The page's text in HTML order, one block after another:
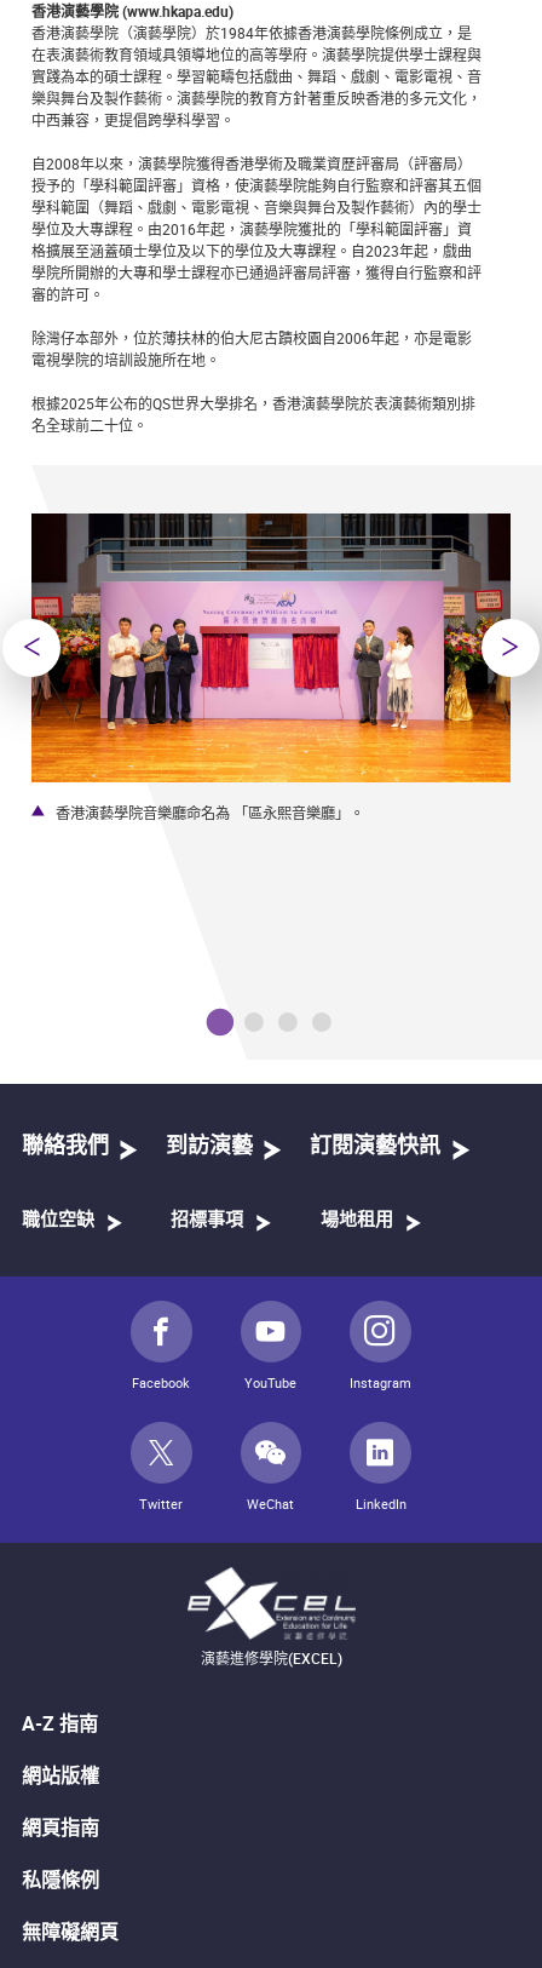
香港演藝學院 (www.hkapa.edu)
香港演藝學院（演藝學院）於1984年依據香港演藝學院條例成立，是
在表演藝術教育領域具領導地位的高等學府。演藝學院提供學士課程與
實踐為本的碩士課程。學習範疇包括戲曲、舞蹈、戲劇、電影電視、音
樂與舞台及製作藝術。演藝學院的教育方針著重反映香港的多元文化，
中西兼容，更提倡跨學科學習。
自2008年以來，演藝學院獲得香港學術及職業資歷評審局（評審局）
授予的「學科範圍評審」資格，使演藝學院能夠自行監察和評審其五個
學科範圍（舞蹈、戲劇、電影電視、音樂與舞台及製作藝術）內的學士
學位及大專課程。由2016年起，演藝學院獲批的「學科範圍評審」資
格擴展至涵蓋碩士學位及以下的學位及大專課程。自2023年起，戲曲
學院所開辦的大專和學士課程亦已通過評審局評審，獲得自行監察和評
審的許可。
除灣仔本部外，位於薄扶林的伯大尼古蹟校園自2006年起，亦是電影
電視學院的培訓設施所在地。
根據2025年公布的QS世界大學排名，香港演藝學院於表演藝術類別排
名全球前二十位。
香港演藝學院音樂廳命名為 「區永熙音樂廳」。
聯絡我們 到訪演藝 訂閱演藝快訊
職位空缺 招標事項 場地租用
Facebook YouTube Instagram
Twitter WeChat LinkedIn
演藝進修學院(EXCEL)
A-Z 指南
網站版權
網頁指南
私隱條例
無障礙網頁